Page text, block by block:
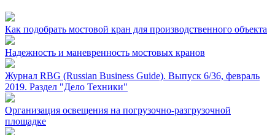
Как подобрать мостовой кран для производственного объекта
Надежность и маневренность мостовых кранов
Журнал RBG (Russian Business Guide). Выпуск 6/36, февраль
2019. Раздел "Дело Техники"
Организация освещения на погрузочно-разгрузочной
площадке